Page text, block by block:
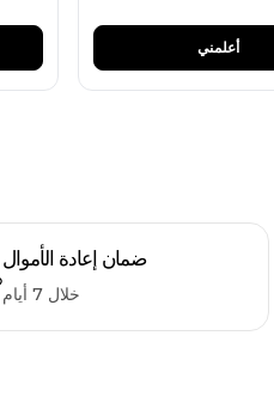
أعلمني
ضمان إعادة الأموال
خلال 7 أيام